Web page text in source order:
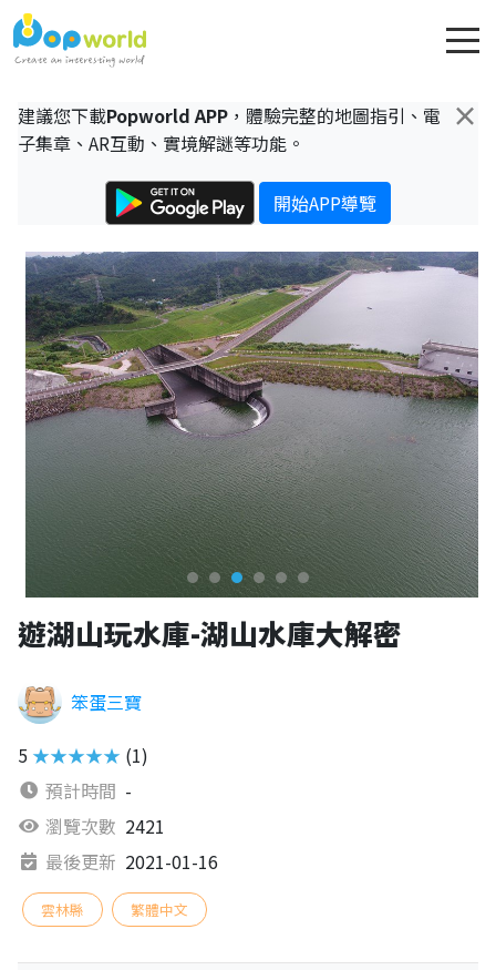
×
建議您下載Popworld APP ，體驗完整的地圖指引、電
子集章、AR互動、實境解謎等功能。
開始APP導覽
遊湖山玩水庫-湖山水庫大解密
笨蛋三寶
5 ★★★★★ (1)
預計時間 -
瀏覽次數 2421
最後更新 2021-01-16
雲林縣 繁體中文